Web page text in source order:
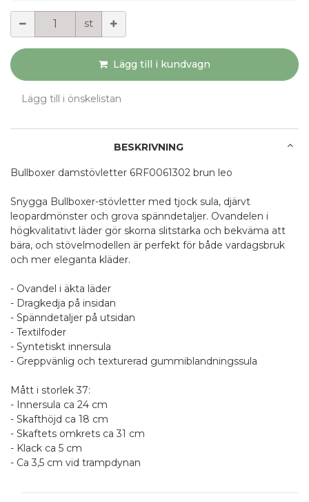
st
Lägg till i kundvagn
Lägg till i önskelistan
BESKRIVNING
Bullboxer damstövletter 6RF0061302 brun leo
Snygga Bullboxer-stövletter med tjock sula, djärvt
leopardmönster och grova spänndetaljer. Ovandelen i
högkvalitativt läder gör skorna slitstarka och bekväma att
bära, och stövelmodellen är perfekt för både vardagsbruk
och mer eleganta kläder.
- Ovandel i äkta läder
- Dragkedja på insidan
- Spänndetaljer på utsidan
- Textilfoder
- Syntetiskt innersula
- Greppvänlig och texturerad gummiblandningssula
Mått i storlek 37:
- Innersula ca 24 cm
- Skafthöjd ca 18 cm
- Skaftets omkrets ca 31 cm
- Klack ca 5 cm
- Ca 3,5 cm vid trampdynan